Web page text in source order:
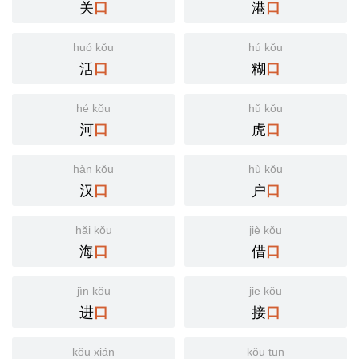
关口 港口
huó kǒu
活口
hú kǒu
糊口
hé kǒu
河口
hǔ kǒu
虎口
hàn kǒu
汉口
hù kǒu
户口
hǎi kǒu
海口
jiè kǒu
借口
jìn kǒu
进口
jiē kǒu
接口
kǒu xián kǒu tūn